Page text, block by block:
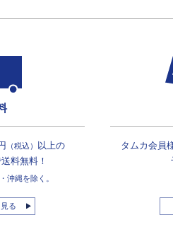
（税込） 以上の
送料無料！
沖縄を除く。
る
タムカ会員